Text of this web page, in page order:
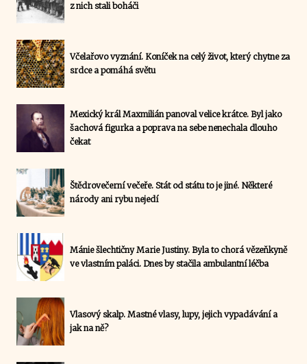
z nich stali boháči
Včelařovo vyznání. Koníček na celý život, který chytne za
srdce a pomáhá světu
Mexický král Maxmilián panoval velice krátce. Byl jako
šachová figurka a poprava na sebe nenechala dlouho
čekat
Štědrovečerní večeře. Stát od státu to je jiné. Některé
národy ani rybu nejedí
Mánie šlechtičny Marie Justiny. Byla to chorá vězeňkyně
ve vlastním paláci. Dnes by stačila ambulantní léčba
Vlasový skalp. Mastné vlasy, lupy, jejich vypadávání a
jak na ně?